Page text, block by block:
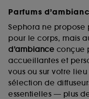
Parfums
Sephora ne propose
pour le corps, mais
d’ambiance conçue
accueillantes et
vous ou sur votre
sélection de
essentielles — plus